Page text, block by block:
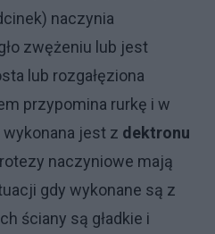
naczynia
zwężeniu lub jest
lub rozgałęziona
przypomina rurkę i w
jest z dektronu
naczyniowe mają
gdy wykonane są z
ściany są gładkie i